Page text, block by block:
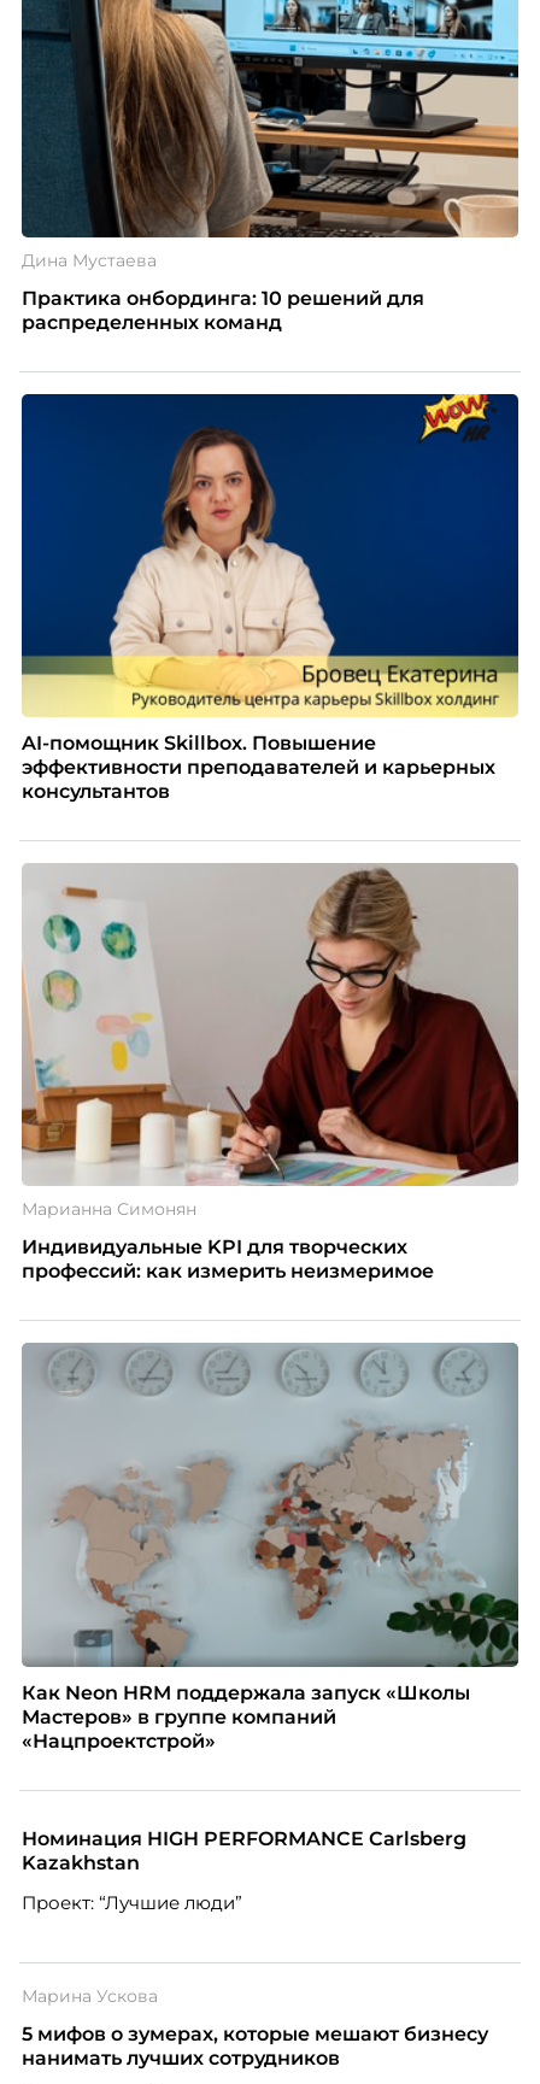
Дина Мустаева
Практика онбординга: 10 решений для
распределенных команд
AI-помощник Skillbox. Повышение
эффективности преподавателей и карьерных
консультантов
Марианна Симонян
Индивидуальные KPI для творческих
профессий: как измерить неизмеримое
Как Neon HRM поддержала запуск «Школы
Мастеров» в группе компаний
«Нацпроектстрой»
Номинация HIGH PERFORMANCE Carlsberg
Kazakhstan
Проект: “Лучшие люди”
Марина Ускова
5 мифов о зумерах, которые мешают бизнесу
нанимать лучших сотрудников